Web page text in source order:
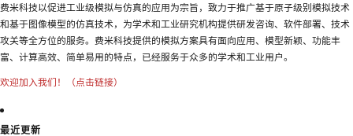
费米科技以促进工业级模拟与仿真的应用为宗旨，致力于推广基于原子级别模拟技术
和基于图像模型的仿真技术，为学术和工业研究机构提供研发咨询、软件部署、技术
攻关等全方位的服务。费米科技提供的模拟方案具有面向应用、模型新颖、功能丰
富、计算高效、简单易用的特点，已经服务于众多的学术和工业用户。
欢迎加入我们！（点击链接）
最近更新